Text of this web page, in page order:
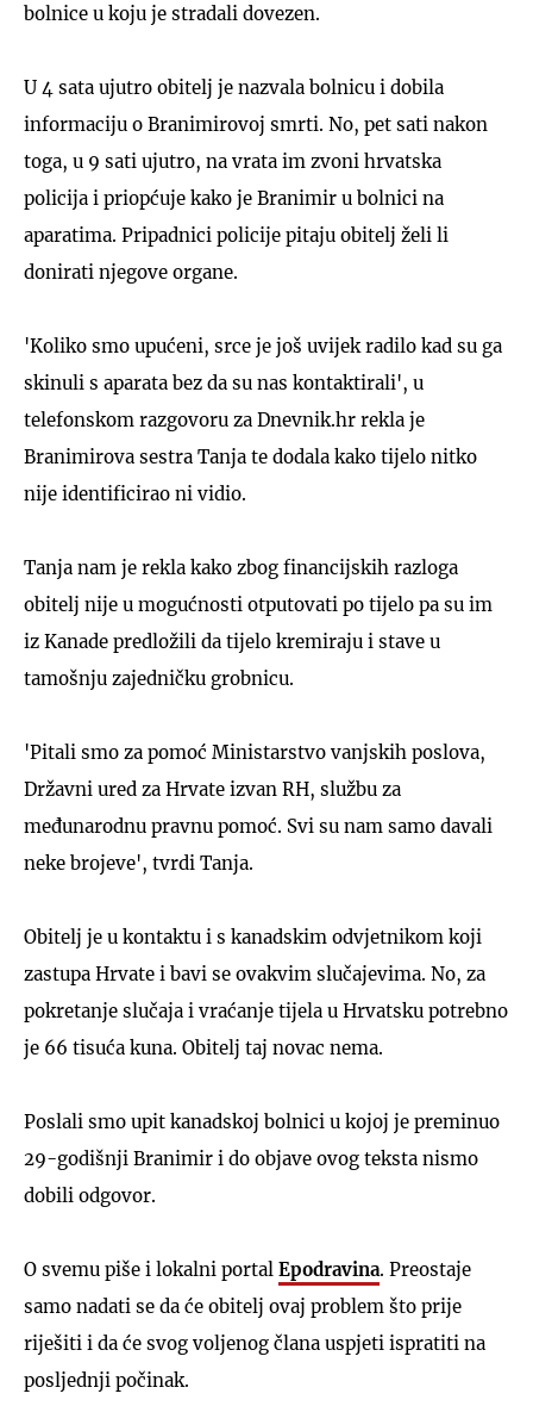
bolnice u koju je stradali dovezen.
U 4 sata ujutro obitelj je nazvala bolnicu i dobila
informaciju o Branimirovoj smrti. No, pet sati nakon
toga, u 9 sati ujutro, na vrata im zvoni hrvatska
policija i priopćuje kako je Branimir u bolnici na
aparatima. Pripadnici policije pitaju obitelj želi li
donirati njegove organe.
'Koliko smo upućeni, srce je još uvijek radilo kad su ga
skinuli s aparata bez da su nas kontaktirali', u
telefonskom razgovoru za Dnevnik.hr rekla je
Branimirova sestra Tanja te dodala kako tijelo nitko
nije identificirao ni vidio.
Tanja nam je rekla kako zbog financijskih razloga
obitelj nije u mogućnosti otputovati po tijelo pa su im
iz Kanade predložili da tijelo kremiraju i stave u
tamošnju zajedničku grobnicu.
'Pitali smo za pomoć Ministarstvo vanjskih poslova,
Državni ured za Hrvate izvan RH, službu za
međunarodnu pravnu pomoć. Svi su nam samo davali
neke brojeve', tvrdi Tanja.
Obitelj je u kontaktu i s kanadskim odvjetnikom koji
zastupa Hrvate i bavi se ovakvim slučajevima. No, za
pokretanje slučaja i vraćanje tijela u Hrvatsku potrebno
je 66 tisuća kuna. Obitelj taj novac nema.
Poslali smo upit kanadskoj bolnici u kojoj je preminuo
29-godišnji Branimir i do objave ovog teksta nismo
dobili odgovor.
O svemu piše i lokalni portal Epodravina. Preostaje
samo nadati se da će obitelj ovaj problem što prije
riješiti i da će svog voljenog člana uspjeti ispratiti na
posljednji počinak.